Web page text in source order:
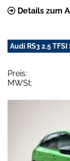
Details zum
Audi RS3 2.5
Preis:
MWSt: